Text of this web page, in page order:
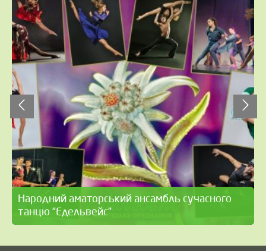
Народний аматорський ансамбль сучасного
танцю ”Едельвейс”